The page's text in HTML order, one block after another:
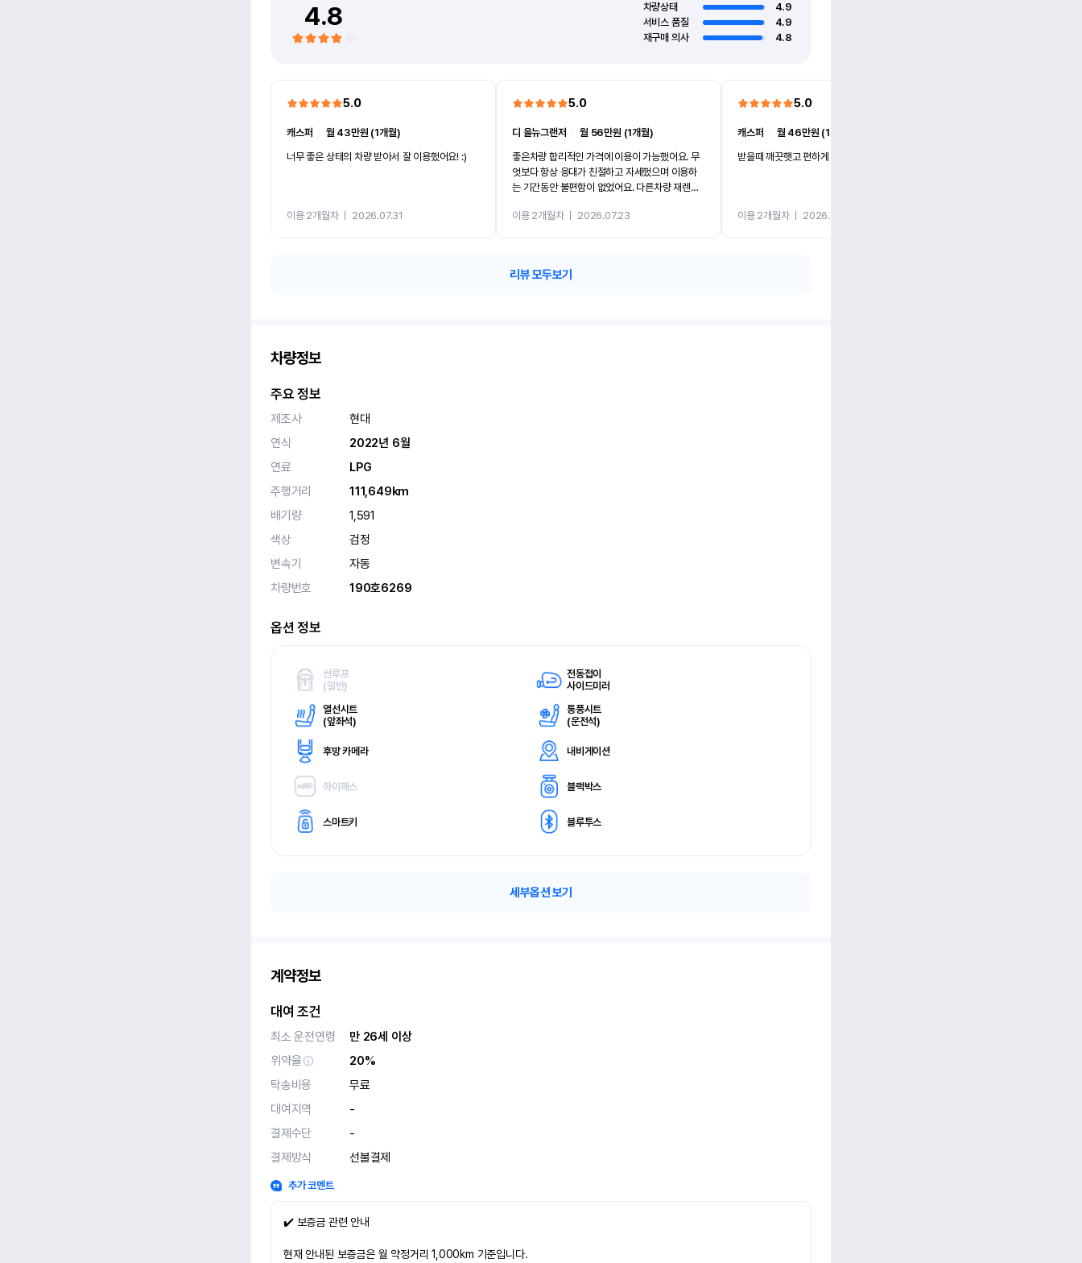
4.8 차량상태
4.9
서비스 품질
4.9
재구매 의사
4.8
5.0
캐스퍼
월 43만원 (1개월)
너무 좋은 상태의 차량 받아서 잘 이용했어요! :)
이용 2개월차ㅣ 2026.07.31
5.0
디 올뉴그랜저 ㅣ월 56만원 (1개월)
좋은차량 합리적인 가격에 이용이 가능했어요. 무
엇보다 항상 응대가 친절하고 자세했으며 이용하
는 기간동안 불편함이 없었어요. 다른차량 재렌트
카 렌트 고민없이 강추합니다!!
이용 2개월차ㅣ 2026.07.23
5.0
캐스퍼
월 46만원 (1개월)
받을때 깨끗햇고 편하게 잘이용했습니다!
이용 2개월차ㅣ 2026.07.08
리뷰 모두보기
차량정보
주요 정보
제조사
현대
연식
2022년 6월
연료
LPG
주행거리
111,649km
배기량
1,591
색상
검정
변속기
자동
차량번호
190호6269
옵션 정보
썬루프
(일반)
전동접이
사이드미러
열선시트
(앞좌석)
통풍시트
(운전석)
후방 카메라 내비게이션
하이패스 블랙박스
스마트키 블루투스
세부옵션 보기
계약정보
대여 조건
최소 운전연령
만 26세 이상
위약율
20%
탁송비용
무료
대여지역
-
결제수단
-
결제방식
선불결제
추가 코멘트
✔️ 보증금 관련 안내
현재 안내된 보증금은 월 약정거리 1,000km 기준입니다.